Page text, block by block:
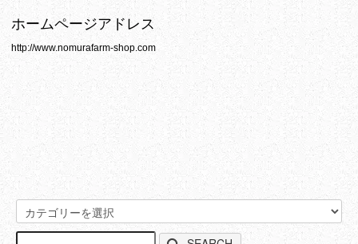
ホームページアドレス
http://www.nomurafarm-shop.com